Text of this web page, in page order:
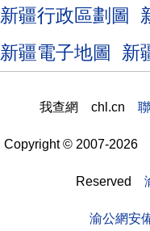
新疆行政區劃圖
新疆電子地圖
新
我查網 chl.cn
Copyright © 2007-2026
Reserved
渝公網安